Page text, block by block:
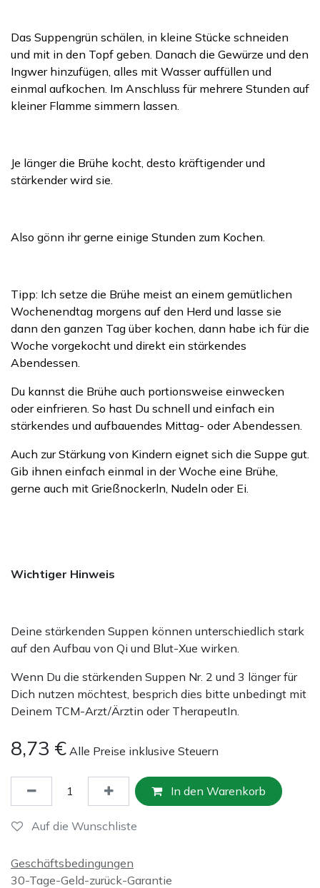
Das Suppengrün schälen, in kleine Stücke schneiden
und mit in den Topf geben. Danach die Gewürze und den
Ingwer hinzufügen, alles mit Wasser auffüllen und
einmal aufkochen. Im Anschluss für mehrere Stunden auf
kleiner Flamme simmern lassen.
Je länger die Brühe kocht, desto kräftigender und
stärkender wird sie.
Also gönn ihr gerne einige Stunden zum Kochen.
Tipp: Ich setze die Brühe meist an einem gemütlichen
Wochenendtag morgens auf den Herd und lasse sie
dann den ganzen Tag über kochen, dann habe ich für die
Woche vorgekocht und direkt ein stärkendes
Abendessen.
Du kannst die Brühe auch portionsweise einwecken
oder einfrieren. So hast Du schnell und einfach ein
stärkendes und aufbauendes Mittag- oder Abendessen.
Auch zur Stärkung von Kindern eignet sich die Suppe gut.
Gib ihnen einfach einmal in der Woche eine Brühe,
gerne auch mit Grießnockerln, Nudeln oder Ei.
Wichtiger Hinweis
Deine stärkenden Suppen können unterschiedlich stark
auf den Aufbau von Qi und Blut-Xue wirken.
Wenn Du die stärkenden Suppen Nr. 2 und 3 länger für
Dich nutzen möchtest, besprich dies bitte unbedingt mit
Deinem TCM-Arzt/Ärztin oder TherapeutIn.
8,73 € Alle Preise inklusive Steuern
In den Warenkorb
Auf die Wunschliste
Geschäftsbedingungen
30-Tage-Geld-zurück-Garantie